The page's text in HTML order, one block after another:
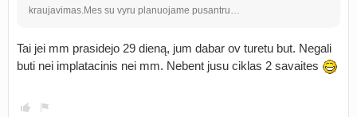
kraujavimas.Mes su vyru planuojame pusantru…
Tai jei mm prasidejo 29 dieną, jum dabar ov turetu but. Negali
buti nei implatacinis nei mm. Nebent jusu ciklas 2 savaites